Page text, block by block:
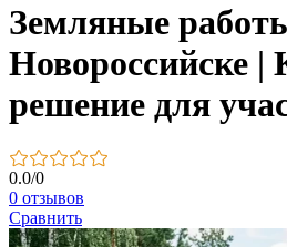
Земляные
Новороссийске |
решение для
0.0/0
0 отзывов
Сравнить